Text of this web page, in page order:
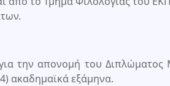
την απονομή του
ακαδημαϊκά εξάμηνα.